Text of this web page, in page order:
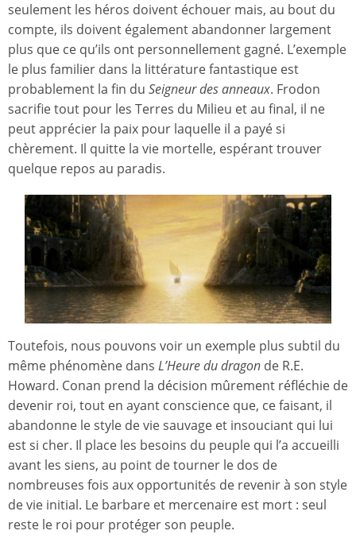
seulement les héros doivent échouer mais, au bout du
compte, ils doivent également abandonner largement
plus que ce qu’ils ont personnellement gagné. L’exemple
le plus familier dans la littérature fantastique est
probablement la fin du Seigneur des anneaux. Frodon
sacrifie tout pour les Terres du Milieu et au final, il ne
peut apprécier la paix pour laquelle il a payé si
chèrement. Il quitte la vie mortelle, espérant trouver
quelque repos au paradis.
Toutefois, nous pouvons voir un exemple plus subtil du
même phénomène dans L’Heure du dragon de R.E.
Howard. Conan prend la décision mûrement réfléchie de
devenir roi, tout en ayant conscience que, ce faisant, il
abandonne le style de vie sauvage et insouciant qui lui
est si cher. Il place les besoins du peuple qui l’a accueilli
avant les siens, au point de tourner le dos de
nombreuses fois aux opportunités de revenir à son style
de vie initial. Le barbare et mercenaire est mort : seul
reste le roi pour protéger son peuple.